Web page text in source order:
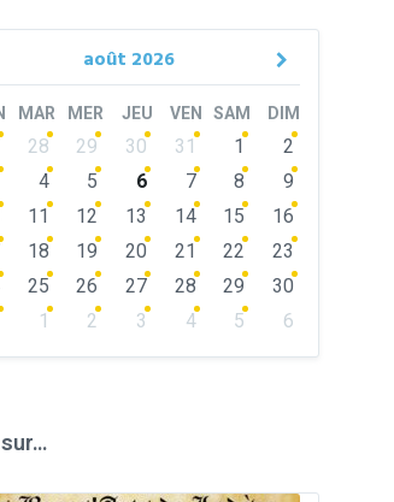
août 2026
Next
MAR MER JEU VEN SAM DIM
28 29 30 31 1
2
4 5 6 7 8
9
11 12 13 14 15
16
18 19 20 21 22
23
25 26 27 28 29
30
1 2 3 4 5
6